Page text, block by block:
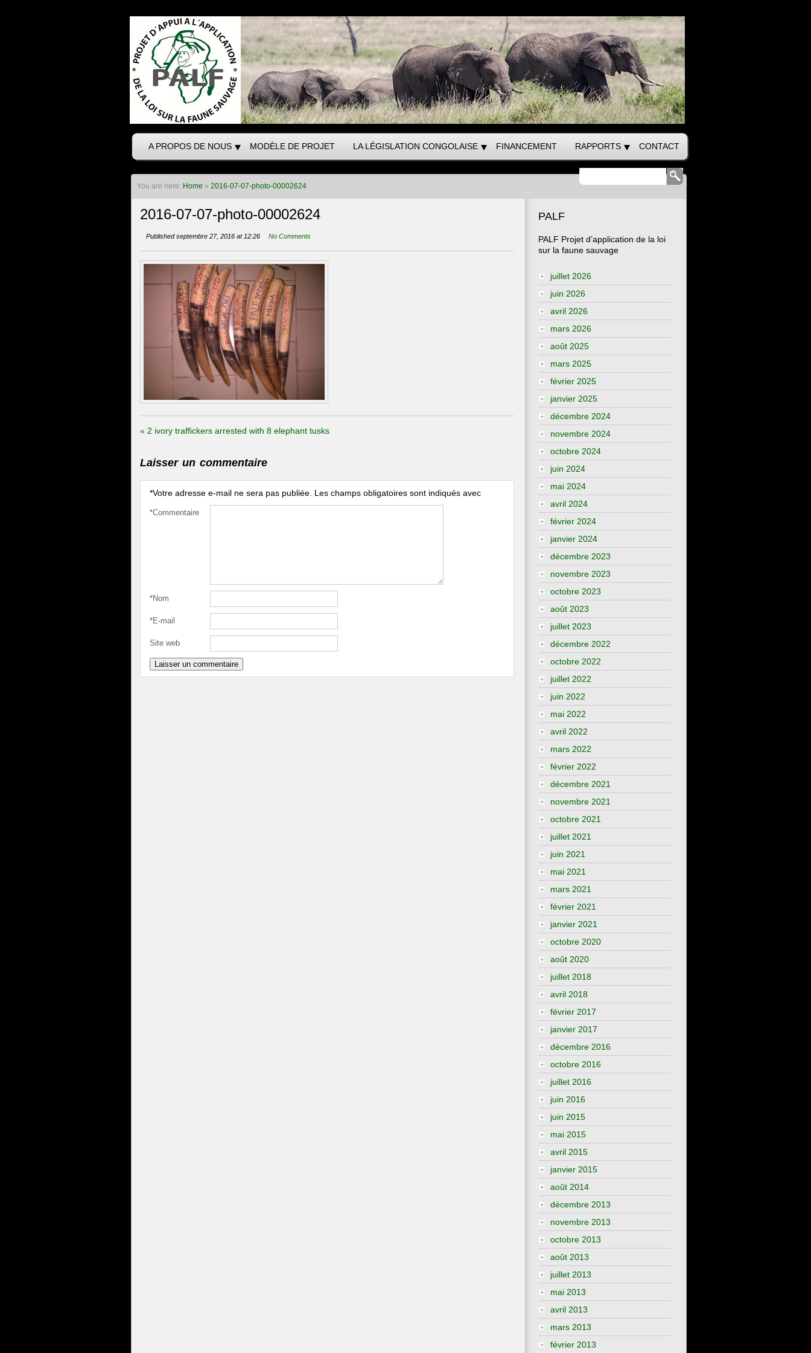
A PROPOS DE NOUS MODÈLE DE PROJET LA LÉGISLATION CONGOLAISE FINANCEMENT RAPPORTS CONTACT
You are here: Home » 2016-07-07-photo-00002624
2016-07-07-photo-00002624
Published septembre 27, 2016 at 12:26 No Comments
« 2 ivory traffickers arrested with 8 elephant tusks
Laisser un commentaire
Votre adresse e-mail ne sera pas publiée. Les champs obligatoires sont indiqués avec
*
Commentaire
*
Nom
*
E-mail
*
Site web
PALF
PALF Projet d’application de la loi
sur la faune sauvage
juillet 2026
juin 2026
avril 2026
mars 2026
août 2025
mars 2025
février 2025
janvier 2025
décembre 2024
novembre 2024
octobre 2024
juin 2024
mai 2024
avril 2024
février 2024
janvier 2024
décembre 2023
novembre 2023
octobre 2023
août 2023
juillet 2023
décembre 2022
octobre 2022
juillet 2022
juin 2022
mai 2022
avril 2022
mars 2022
février 2022
décembre 2021
novembre 2021
octobre 2021
juillet 2021
juin 2021
mai 2021
mars 2021
février 2021
janvier 2021
octobre 2020
août 2020
juillet 2018
avril 2018
février 2017
janvier 2017
décembre 2016
octobre 2016
juillet 2016
juin 2016
juin 2015
mai 2015
avril 2015
janvier 2015
août 2014
décembre 2013
novembre 2013
octobre 2013
août 2013
juillet 2013
mai 2013
avril 2013
mars 2013
février 2013